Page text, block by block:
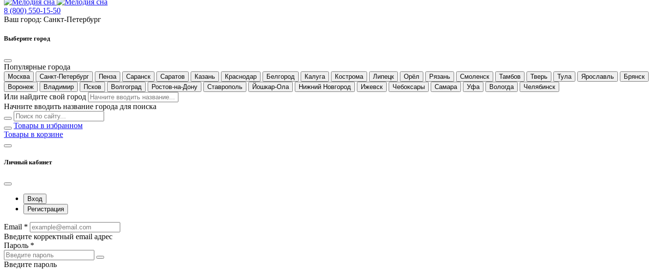
8 (800) 550-15-50
Ваш город: Санкт-Петербург
Выберите город
Популярные города
Москва Санкт-Петербург Пенза Саранск Саратов Казань Краснодар Белгород Калуга Кострома Липецк Орёл Рязань Смоленск Тамбов Тверь Тула Ярославль
Брянск
Воронеж
Владимир Псков Волгоград Ростов-на-Дону Ставрополь Йошкар-Ола Нижний Новгород Ижевск Чебоксары Самара Уфа Вологда Челябинск
Или найдите свой город
Начните вводить название города для поиска
Товары в избранном
Товары в корзине
Личный кабинет
Вход
Регистрация
Email *
Введите корректный email адрес
Пароль *
Введите пароль